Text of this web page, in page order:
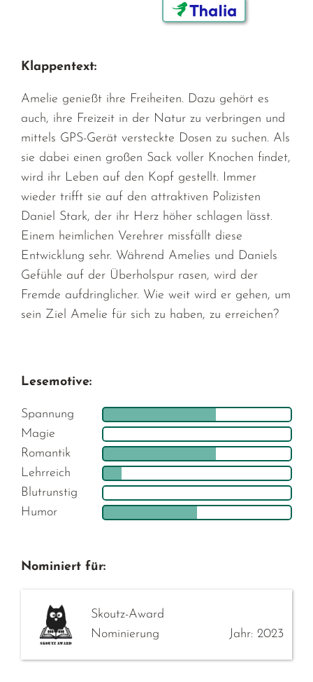
Klappentext:
Amelie genießt ihre Freiheiten. Dazu gehört es
auch, ihre Freizeit in der Natur zu verbringen und
mittels GPS-Gerät versteckte Dosen zu suchen. Als
sie dabei einen großen Sack voller Knochen findet,
wird ihr Leben auf den Kopf gestellt. Immer
wieder trifft sie auf den attraktiven Polizisten
Daniel Stark, der ihr Herz höher schlagen lässt.
Einem heimlichen Verehrer missfällt diese
Entwicklung sehr. Während Amelies und Daniels
Gefühle auf der Überholspur rasen, wird der
Fremde aufdringlicher. Wie weit wird er gehen, um
sein Ziel Amelie für sich zu haben, zu erreichen?
Lesemotive:
Spannung
Magie
Romantik
Lehrreich
Blutrunstig
Humor
Nominiert für:
Skoutz-Award
Nominierung
Jahr: 2023